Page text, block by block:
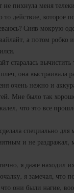
не пихнула меня
действие, которое
Сняв мокрую
а потом
старалась
она выстраивала
очень нежно и
Мне было так
что это все
специально для
и не
я даже находил
я замечал, что
они были нагие,